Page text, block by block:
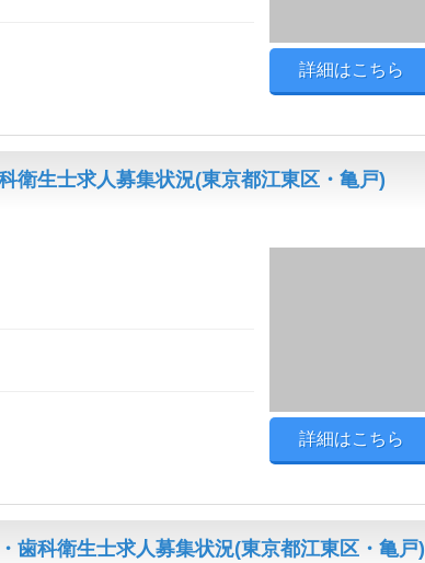
詳細はこちら
衛生士求人募集状況(東京都江東区・亀戸)
詳細はこちら
歯科衛生士求人募集状況(東京都江東区・亀戸)